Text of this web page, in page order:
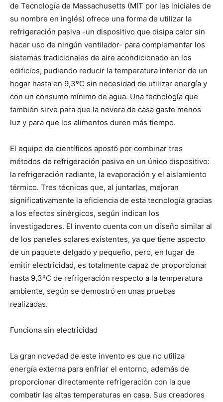
de Tecnología de Massachusetts (MIT por las iniciales de
su nombre en inglés) ofrece una forma de utilizar la
refrigeración pasiva -un dispositivo que disipa calor sin
hacer uso de ningún ventilador- para complementar los
sistemas tradicionales de aire acondicionado en los
edificios; pudiendo reducir la temperatura interior de un
hogar hasta en 9,3ºC sin necesidad de utilizar energía y
con un consumo mínimo de agua. Una tecnología que
también sirve para que la nevera de casa gaste menos
luz y para que los alimentos duren más tiempo.
El equipo de científicos apostó por combinar tres
métodos de refrigeración pasiva en un único dispositivo:
la refrigeración radiante, la evaporación y el aislamiento
térmico. Tres técnicas que, al juntarlas, mejoran
significativamente la eficiencia de esta tecnología gracias
a los efectos sinérgicos, según indican los
investigadores. El invento cuenta con un diseño similar al
de los paneles solares existentes, ya que tiene aspecto
de un paquete delgado y pequeño, pero, en lugar de
emitir electricidad, es totalmente capaz de proporcionar
hasta 9,3ºC de refrigeración respecto a la temperatura
ambiente, según se demostró en unas pruebas
realizadas.
Funciona sin electricidad
La gran novedad de este invento es que no utiliza
energía externa para enfriar el entorno, además de
proporcionar directamente refrigeración con la que
combatir las altas temperaturas en casa. Sus creadores